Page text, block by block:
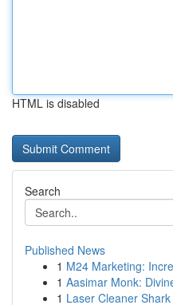
HTML is disabled
Search
Published News
1 M24 Marketing:
1 Aasimar Monk:
1 Laser Cleaner